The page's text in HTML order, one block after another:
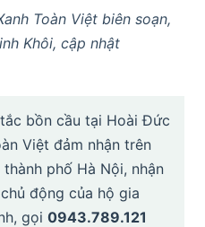
Toàn Việt biên soạn,
Khôi, cập nhật
bồn cầu tại Hoài Đức
Việt đảm nhận trên
phố Hà Nội, nhận
động của hộ gia
gọi 0943.789.121